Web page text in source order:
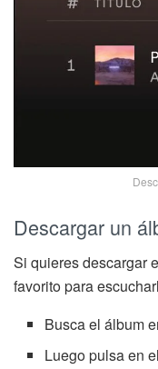
Descargar un
Si quieres descargar
favorito para
Busca el álbum
Luego pulsa en